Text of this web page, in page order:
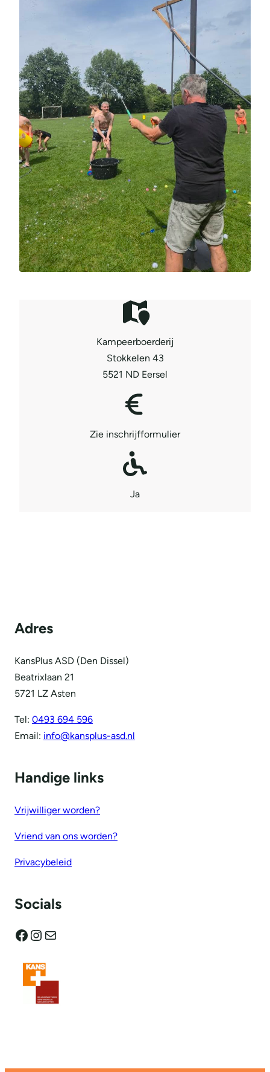
Kampeerboerderij
Stokkelen 43
5521 ND Eersel
Zie inschrijfformulier
Ja
Adres
KansPlus ASD (Den Dissel)
Beatrixlaan 21
5721 LZ Asten
Tel: 0493 694 596
Email: info@kansplus-asd.nl
Handige links
Vrijwilliger worden?
Vriend van ons worden?
Privacybeleid
Socials
Facebook Instagram E-mail